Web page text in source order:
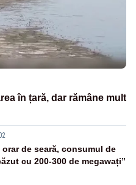
în țară, dar rămâne mult
de seară, consumul de
cu 200-300 de megawați”